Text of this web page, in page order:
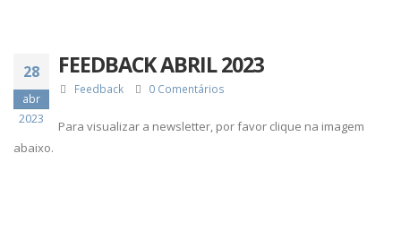
28
abr
2023
FEEDBACK ABRIL 2023
Feedback 0 Comentários
Para visualizar a newsletter, por favor clique na imagem
abaixo.